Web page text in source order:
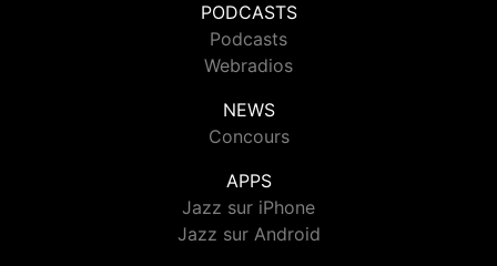
PODCASTS
Podcasts
Webradios
NEWS
Concours
APPS
Jazz sur iPhone
Jazz sur Android